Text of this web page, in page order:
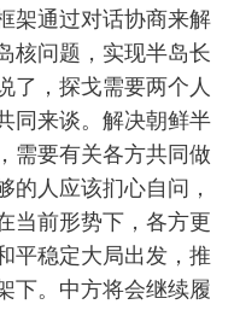
架通过对话协商来解
核问题，实现半岛长
了，探戈需要两个人
同来谈。解决朝鲜半
需要有关各方共同做
的人应该扪心自问，
当前形势下，各方更
平稳定大局出发，推
下。中方将会继续履